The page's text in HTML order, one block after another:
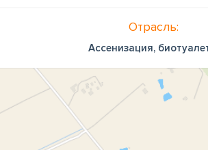
Отрасль:
Ассенизация,